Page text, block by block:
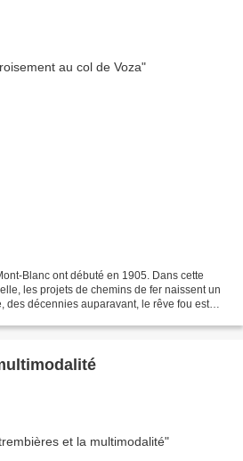
Blanc ont débuté en 1905. Dans cette
les projets de chemins de fer naissent un
des décennies auparavant, le rêve fou est